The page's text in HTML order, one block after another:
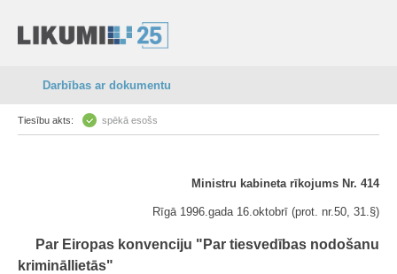
Darbības ar dokumentu
Tiesību akts: spēkā esošs
Ministru kabineta rīkojums Nr. 414
Rīgā 1996.gada 16.oktobrī (prot. nr.50, 31.§)
Par Eiropas konvenciju "Par tiesvedības nodošanu
krimināllietās"